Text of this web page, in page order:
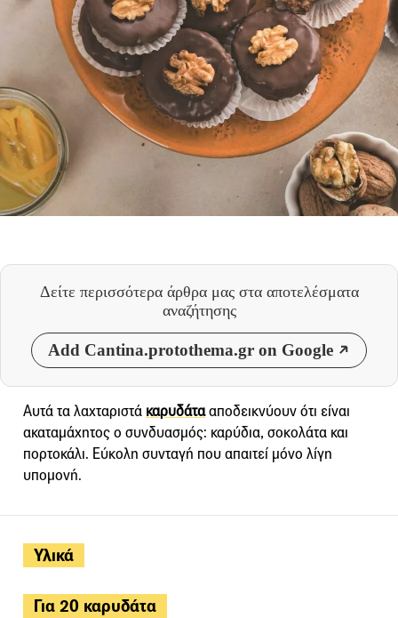
Δείτε περισσότερα άρθρα μας στα αποτελέσματα
αναζήτησης
Add Cantina.protothema.gr on Google
Υλικά
Για 20 καρυδάτα
Αυτά τα λαχταριστά καρυδάτααποδεικνύουν ότι είναι
ακαταμάχητος ο συνδυασμός: καρύδια, σοκολάτα και
πορτοκάλι. Εύκολη συνταγή που απαιτεί μόνο λίγη
υπομονή.